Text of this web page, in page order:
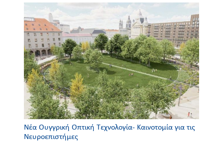
Νέα Ουγγρική Οπτική Τεχνολογία- Καινοτομία για τις
Nευροεπιστήμες